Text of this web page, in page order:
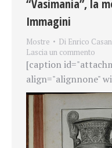
“Vasimania”, la
Immagini
Mostre Di Enrico
Lascia un commento
[caption
align="alignnone"